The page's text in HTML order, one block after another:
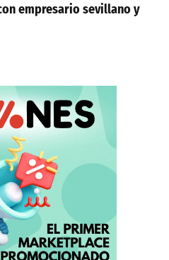
empresario sevillano y